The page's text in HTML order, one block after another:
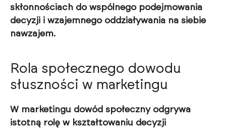
skłonnościach do wspólnego podejmowania
decyzji i wzajemnego oddziaływania na siebie
nawzajem.
Rola społecznego dowodu
słuszności w marketingu
W marketingu dowód społeczny odgrywa
istotną rolę w kształtowaniu decyzji